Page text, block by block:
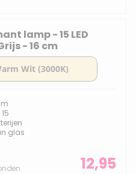
lamp - 15 LED
- 16 cm
glas
12,95